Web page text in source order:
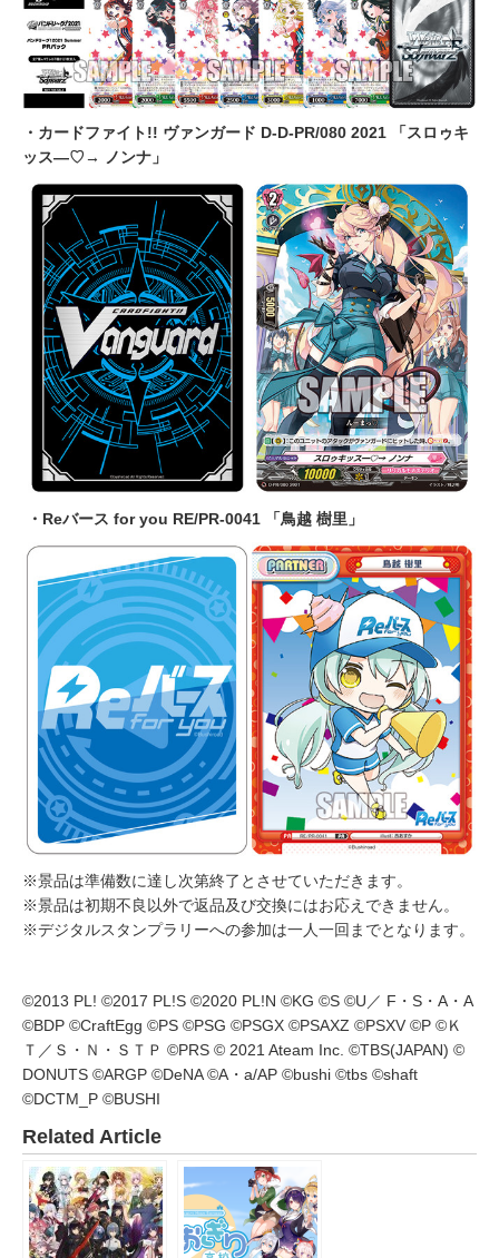
・カードファイト!! ヴァンガード D-D-PR/080 2021 「スロゥキ
ッス―♡→ ノンナ」
・Reバース for you RE/PR-0041 「鳥越 樹里」
※景品は準備数に達し次第終了とさせていただきます。
※景品は初期不良以外で返品及び交換にはお応えできません。
※デジタルスタンプラリーへの参加は一人一回までとなります。
©2013 PL! ©2017 PL!S ©2020 PL!N ©KG ©S ©U／ F・S・A・A
©BDP ©CraftEgg ©PS ©PSG ©PSGX ©PSAXZ ©PSXV ©P ©Ｋ
Ｔ／Ｓ・Ｎ・ＳＴＰ ©PRS © 2021 Ateam Inc. ©TBS(JAPAN) ©
DONUTS ©ARGP ©DeNA ©A・a/AP ©bushi ©tbs ©shaft
©DCTM_P ©BUSHI
Related Article